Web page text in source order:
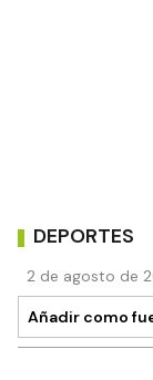
DEPORTES
2 de agosto de
Añadir como